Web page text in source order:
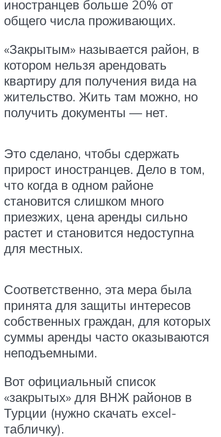
иностранцев больше 20% от
общего числа проживающих.
«Закрытым» называется район, в
котором нельзя арендовать
квартиру для получения вида на
жительство. Жить там можно, но
получить документы — нет.
Это сделано, чтобы сдержать
прирост иностранцев. Дело в том,
что когда в одном районе
становится слишком много
приезжих, цена аренды сильно
растет и становится недоступна
для местных.
Соответственно, эта мера была
принята для защиты интересов
собственных граждан, для которых
суммы аренды часто оказываются
неподъемными.
Вот официальный список
«закрытых» для ВНЖ районов в
Турции (нужно скачать excel-
табличку).